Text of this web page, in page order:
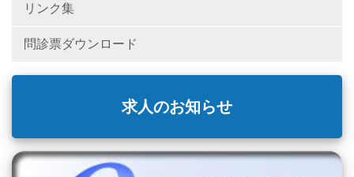
リンク集
問診票ダウンロード
求人のお知らせ